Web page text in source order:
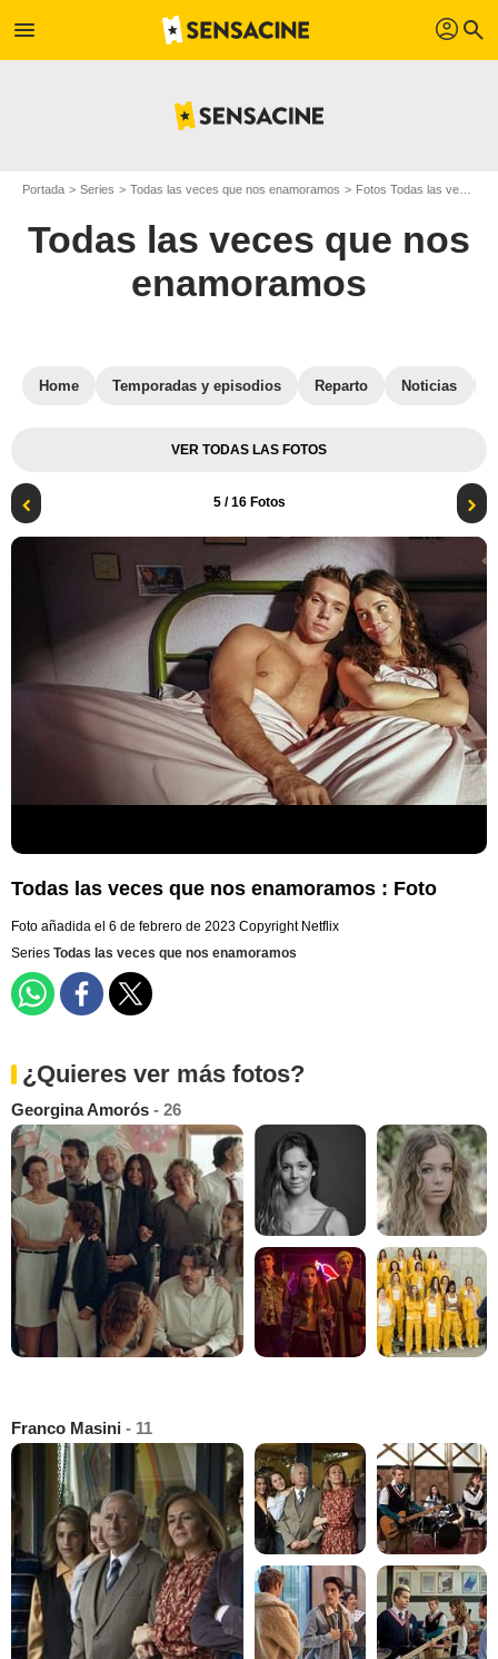
menu profil search
Portada Series Todas las veces que nos enamoramos Fotos Todas las veces que nos enamoramos
Todas las veces que nos
enamoramos
Home Temporadas y episodios Reparto Noticias
VER TODAS LAS FOTOS
5/ 16 Fotos
Todas las veces que nos enamoramos : Foto
Foto añadida el 6 de febrero de 2023 Copyright Netflix
Series Todas las veces que nos enamoramos
¿Quieres ver más fotos?
Georgina Amorós - 26
Franco Masini - 11